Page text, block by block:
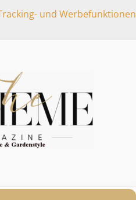
und Werbefunktionen